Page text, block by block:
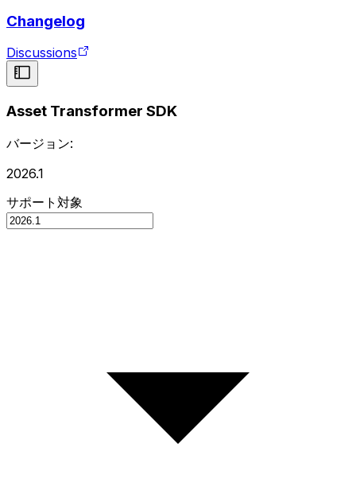
Changelog
Discussions
Asset Transformer SDK
バージョン:
2026.1
サポート対象